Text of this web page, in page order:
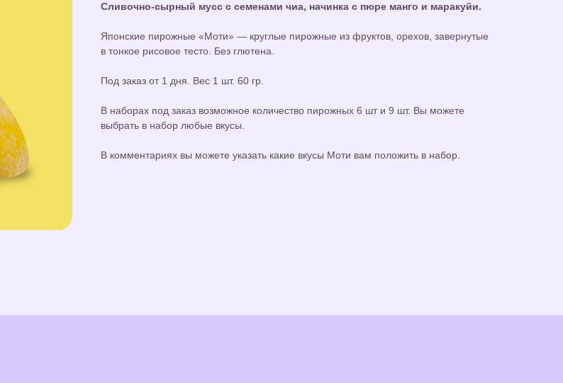
Сливочно-сырный мусс с семенами чиа, начинка с пюре манго и маракуйи.
Японские пирожные «Моти» — круглые пирожные из фруктов, орехов, завернутые
в тонкое рисовое тесто. Без глютена.
Под заказ от 1 дня. Вес 1 шт. 60 гр.
В наборах под заказ возможное количество пирожных 6 шт и 9 шт. Вы можете
выбрать в набор любые вкусы.
В комментариях вы можете указать какие вкусы Моти вам положить в набор.